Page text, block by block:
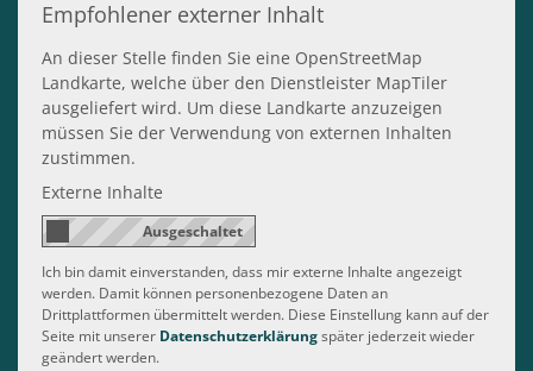
Empfohlener externer Inhalt
An dieser Stelle finden Sie eine OpenStreetMap
Landkarte, welche über den Dienstleister MapTiler
ausgeliefert wird. Um diese Landkarte anzuzeigen
müssen Sie der Verwendung von externen Inhalten
zustimmen.
Externe Inhalte
Ich bin damit einverstanden, dass mir externe Inhalte angezeigt
werden. Damit können personenbezogene Daten an
Drittplattformen übermittelt werden. Diese Einstellung kann auf der
Seite mit unserer Datenschutzerklärungspäter jederzeit wieder
geändert werden.